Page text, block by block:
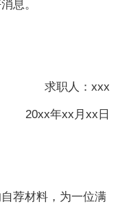
息。
求职人：xxx
20xx年xx月xx日
荐材料，为一位满